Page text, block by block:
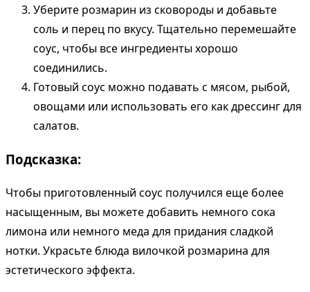
Уберите розмарин из сковороды и добавьте
соль и перец по вкусу. Тщательно перемешайте
соус, чтобы все ингредиенты хорошо
соединились.
Готовый соус можно подавать с мясом, рыбой,
овощами или использовать его как дрессинг для
салатов.
Подсказка:
Чтобы приготовленный соус получился еще более
насыщенным, вы можете добавить немного сока
лимона или немного меда для придания сладкой
нотки. Украсьте блюда вилочкой розмарина для
эстетического эффекта.